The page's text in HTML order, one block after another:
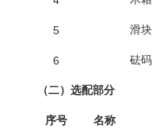
5 滑块
6 砝码
（二）选配部分
序号 名称